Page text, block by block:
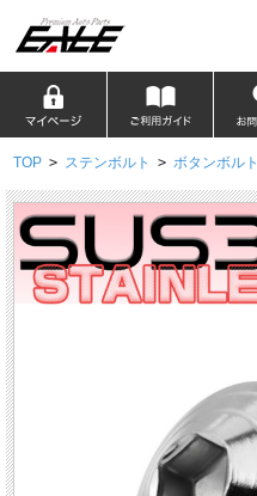
TOP > ステンボルト > ボタンボルト